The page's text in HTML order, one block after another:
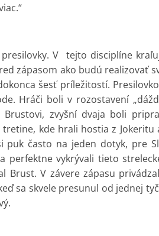
V tejto disciplíne
zápasom ako budú realizovať
šesť príležitostí.
Hráči boli v rozostavení
zvyšní dvaja boli
kde hrali hostia z
puk často na jeden dotyk, pre
perfektne vykrývali tieto
Brust. V závere zápasu
sa skvele presunul od jednej